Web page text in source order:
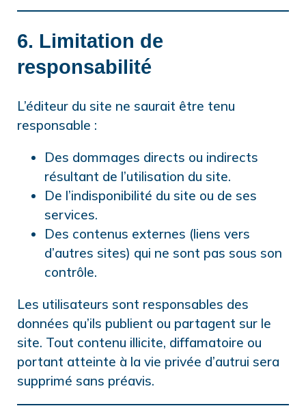
6. Limitation de
responsabilité
L’éditeur du site ne saurait être tenu
responsable :
Des dommages directs ou indirects
résultant de l’utilisation du site.
De l’indisponibilité du site ou de ses
services.
Des contenus externes (liens vers
d’autres sites) qui ne sont pas sous son
contrôle.
Les utilisateurs sont responsables des
données qu’ils publient ou partagent sur le
site. Tout contenu illicite, diffamatoire ou
portant atteinte à la vie privée d’autrui sera
supprimé sans préavis.